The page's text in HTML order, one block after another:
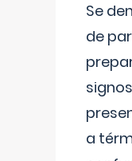
Se
de
a